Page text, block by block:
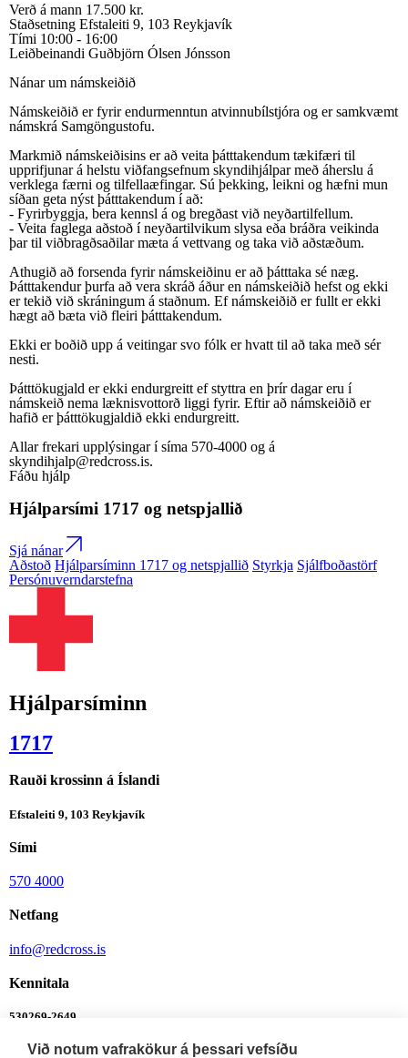
Verð á mann 17.500 kr.
Staðsetning Efstaleiti 9, 103 Reykjavík
Tími 10:00 - 16:00
Leiðbeinandi Guðbjörn Ólsen Jónsson
Nánar um námskeiðið
Námskeiðið er fyrir endurmenntun atvinnubílstjóra og er samkvæmt
námskrá Samgöngustofu.
Markmið námskeiðisins er að veita þátttakendum tækifæri til
upprifjunar á helstu viðfangsefnum skyndihjálpar með áherslu á
verklega færni og tilfellaæfingar. Sú þekking, leikni og hæfni mun
síðan geta nýst þátttakendum í að:
- Fyrirbyggja, bera kennsl á og bregðast við neyðartilfellum.
- Veita faglega aðstoð í neyðartilvikum slysa eða bráðra veikinda
þar til viðbragðsaðilar mæta á vettvang og taka við aðstæðum.
Athugið að forsenda fyrir námskeiðinu er að þátttaka sé næg.
Þátttakendur þurfa að vera skráð áður en námskeiðið hefst og ekki
er tekið við skráningum á staðnum. Ef námskeiðið er fullt er ekki
hægt að bæta við fleiri þátttakendum.
Ekki er boðið upp á veitingar svo fólk er hvatt til að taka með sér
nesti.
Þátttökugjald er ekki endurgreitt ef styttra en þrír dagar eru í
námskeið nema læknisvottorð liggi fyrir. Eftir að námskeiðið er
hafið er þátttökugjaldið ekki endurgreitt.
Allar frekari upplýsingar í síma 570-4000 og á
skyndihjalp@redcross.is.
Fáðu hjálp
Hjálparsími 1717 og netspjallið
Sjá nánar
Aðstoð Hjálparsíminn 1717 og netspjallið Styrkja Sjálfboðastörf
Persónuverndarstefna
Hjálparsíminn
1717
Rauði krossinn á Íslandi
Efstaleiti 9, 103 Reykjavík
Sími
570 4000
Netfang
info@redcross.is
Kennitala
530269-2649
Bankanúmer
Við notum vafrakökur á þessari vefsíðu